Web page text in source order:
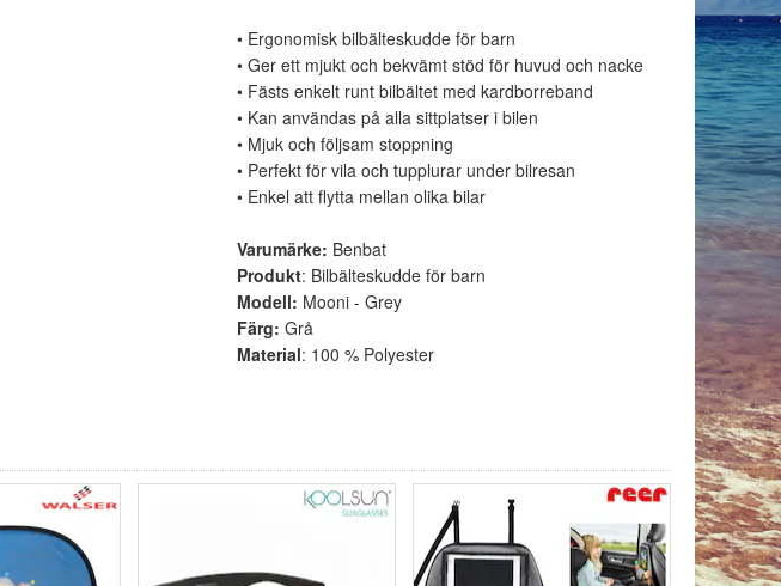
• Ergonomisk bilbälteskudde för barn
• Ger ett mjukt och bekvämt stöd för huvud och nacke
• Fästs enkelt runt bilbältet med kardborreband
• Kan användas på alla sittplatser i bilen
• Mjuk och följsam stoppning
• Perfekt för vila och tupplurar under bilresan
• Enkel att flytta mellan olika bilar
Varumärke: Benbat
Produkt: Bilbälteskudde för barn
Modell: Mooni - Grey
Färg: Grå
Material: 100 % Polyester